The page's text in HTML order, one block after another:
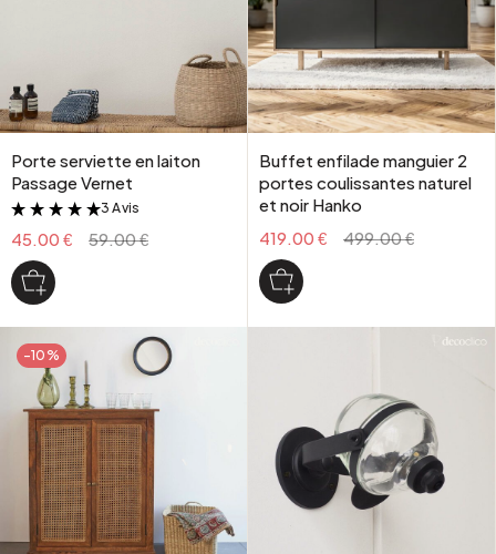
Porte serviette en laiton
Passage Vernet
&
3 Avis
45.00 € 59.00 €
Buffet enfilade manguier 2
portes coulissantes naturel
et noir Hanko
419.00 €
499.00 €
-10%